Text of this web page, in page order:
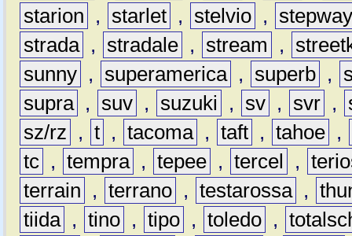
starion
, starlet , stelvio ,
strada , stradale , stream ,
sunny , superamerica , superb ,
supra , suv , suzuki , sv , svr ,
sz/rz
, t , tacoma , taft , tahoe ,
tc , tempra , tepee , tercel ,
terrain
, terrano , testarossa ,
tiida , tino , tipo , toledo ,